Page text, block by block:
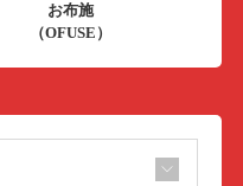
お布施
（OFUSE）